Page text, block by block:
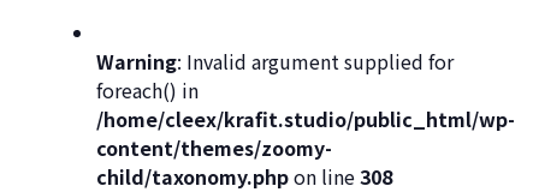
Warning: Invalid argument supplied for
foreach() in
/home/cleex/krafit.studio/public_html/wp-
content/themes/zoomy-
child/taxonomy.phpon line308